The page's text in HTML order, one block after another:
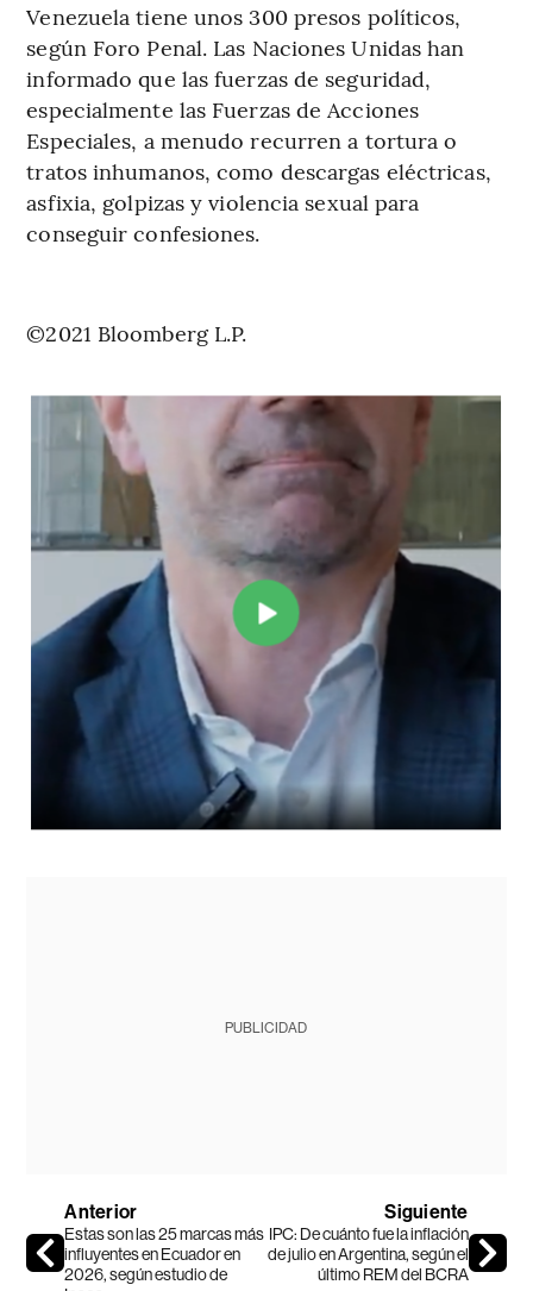
Venezuela tiene unos 300 presos políticos,
según Foro Penal. Las Naciones Unidas han
informado que las fuerzas de seguridad,
especialmente las Fuerzas de Acciones
Especiales, a menudo recurren a tortura o
tratos inhumanos, como descargas eléctricas,
asfixia, golpizas y violencia sexual para
conseguir confesiones.
©2021 Bloomberg L.P.
PUBLICIDAD
Anterior
Estas son las 25 marcas más
influyentes en Ecuador en
2026, según estudio de
Siguiente
IPC: De cuánto fue la inflación
de julio en Argentina, según el
último REM del BCRA